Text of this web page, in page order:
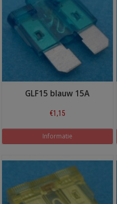
GLF15 blauw 15A
€1,15
Informatie